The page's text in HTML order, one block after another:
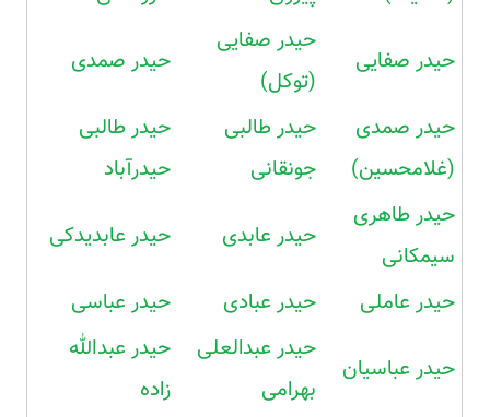
حیدر صفایی
حیدر صفایی
(توکل)
حیدر صمدی
حیدر صمدی
(غلامحسین)
حیدر طالبی
جونقانی
حیدر طالبی
حیدرآباد
حیدر طاهری
سیمکانی
حیدر عابدی حیدر عابدیدکی
حیدر عاملی حیدر عبادی حیدر عباسی
حیدر عباسیان
حیدر عبدالعلی
بهرامی
حیدر عبدالله
زاده